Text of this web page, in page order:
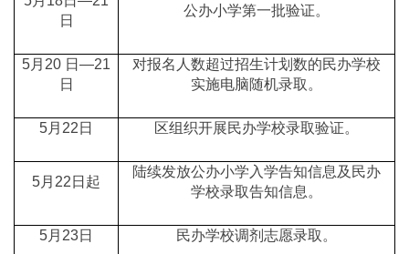
日
公办小学第一批验证。
5月20 日—21
日
对报名人数超过招生计划数的民办学校
实施电脑随机录取。
5月22日 区组织开展民办学校录取验证。
5月22日起
陆续发放公办小学入学告知信息及民办
学校录取告知信息。
5月23日 民办学校调剂志愿录取。